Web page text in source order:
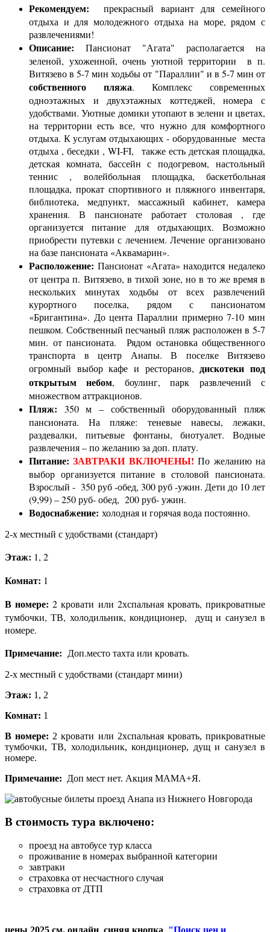
Рекомендуем:
прекрасный вариант для семейного
отдыха и для молодежного отдыха на море, рядом с
развлечениями!
Описание: Пансионат "Агата" располагается на
зеленой, ухоженной, очень уютной территории в п.
Витязево в 5-7 мин ходьбы от "Параллии" и в 5-7 мин от
собственного пляжа. Комплекс современных
одноэтажных и двухэтажных коттеджей, номера с
удобствами. Уютные домики утопают в зелени и цветах,
на территории есть все, что нужно для комфортного
отдыха. К услугам отдыхающих - оборудованные места
отдыха , беседки , WI-FI, также есть детская площадка,
детская комната, бассейн с подогревом, настольный
теннис , волейбольная площадка, баскетбольная
площадка, прокат спортивного и пляжного инвентаря,
библиотека, медпункт, массажный кабинет, камера
хранения. В пансионате работает столовая , где
организуется питание для отдыхающих. Возможно
приобрести путевки с лечением. Лечение организовано
на базе пансионата «Аквамарин».
Расположение: Пансионат «Агата» находится недалеко
от центра п. Витязево, в тихой зоне, но в то же время в
нескольких минутах ходьбы от всех развлечений
курортного поселка, рядом с пансионатом
«Бригантина». До цента Параллии примерно 7-10 мин
пешком. Собственный песчаный пляж расположен в 5-7
мин. от пансионата. Рядом остановка общественного
транспорта в центр Анапы. В поселке Витязево
огромный выбор кафе и ресторанов, дискотеки под
открытым небом, боулинг, парк развлечений с
множеством аттракционов.
Пляж: 350 м – собственный оборудованный пляж
пансионата. На пляже: теневые навесы, лежаки,
раздевалки, питьевые фонтаны, биотуалет. Водные
развлечения – по желанию за доп. плату.
Питание:ЗАВТРАКИ ВКЛЮЧЕНЫ! По желанию на
выбор организуется питание в столовой пансионата.
Взрослый - 350 руб -обед, 300 руб -ужин. Дети до 10 лет
(9,99) – 250 руб- обед, 200 руб- ужин.
Водоснабжение: холодная и горячая вода постоянно.
2-х местный с удобствами (стандарт)
Этаж: 1, 2
Комнат: 1
В номере: 2 кровати или 2хспальная кровать, прикроватные
тумбочки, ТВ, холодильник, кондиционер, дущ и санузел в
номере.
Примечание: Доп.место тахта или кровать.
2-х местный с удобствами (стандарт мини)
Этаж: 1, 2
Комнат: 1
В номере: 2 кровати или 2хспальная кровать, прикроватные
тумбочки, ТВ, холодильник, кондиционер, дущ и санузел в
номере.
Примечание: Доп мест нет. Акция МАМА+Я.
В стоимость тура включено:
проезд на автобусе тур класса
проживание в номерах выбранной категории
завтраки
страховка от несчастного случая
страховка от ДТП
цены 2025 см. онлайн синяя кнопка "Поиск цен и